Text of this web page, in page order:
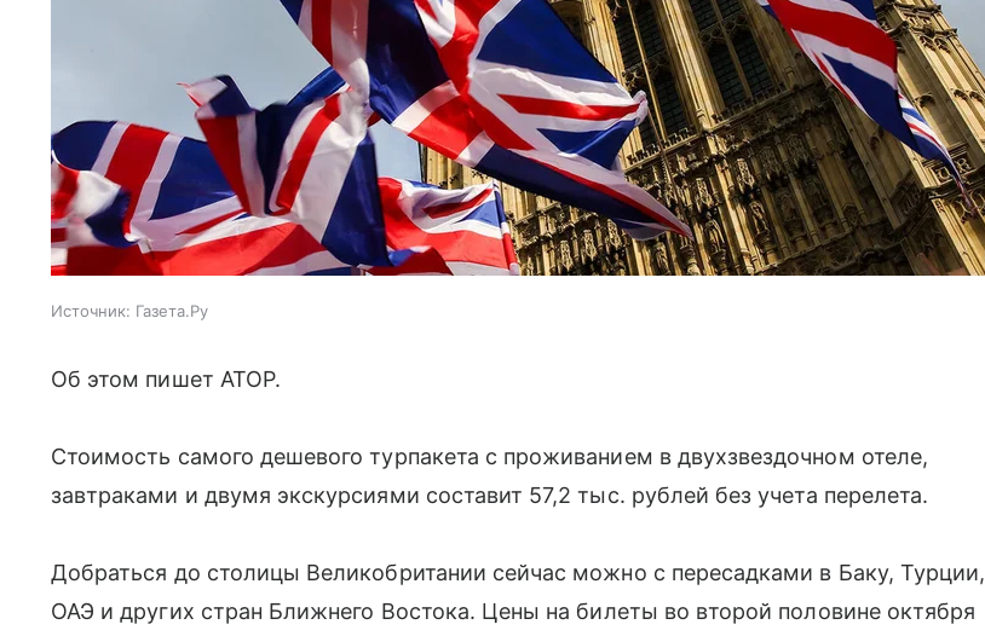
Источник: Газета.Ру
Об этом пишет АТОР.
Стоимость самого дешевого турпакета с проживанием в двухзвездочном отеле,
завтраками и двумя экскурсиями составит 57,2 тыс. рублей без учета перелета.
Добраться до столицы Великобритании сейчас можно с пересадками в Баку, Турции,
ОАЭ и других стран Ближнего Востока. Цены на билеты во второй половине октября